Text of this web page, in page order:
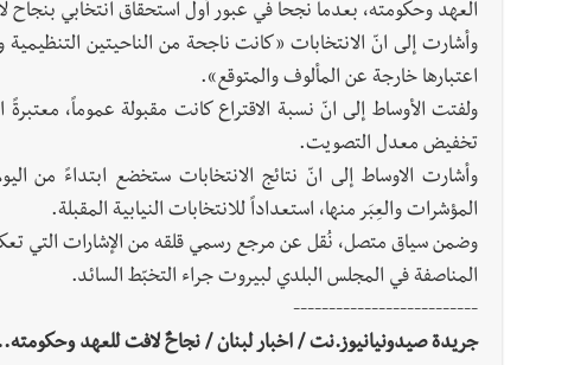
العهد وحكومته، بعدما نجحا في عبور أول استحقاق انتخابي بنجاح
وأشارت إلى انّ الانتخابات «كانت ناجحة من الناحيتين
اعتبارها خارجة عن المألوف والمتوقع».
ولفتت الأوساط إلى انّ نسبة الاقتراع كانت مقبولة عموماً،
تخفيض معدل التصويت.
وأشارت الاوساط إلى انّ نتائج الانتخابات ستخضع ابتداءً من
المؤشرات والعِبَر منها، استعداداً للانتخابات النيابية المقبلة.
وضمن سياق متصل، نُقل عن مرجع رسمي قلقه من الإشارات التي
المناصفة في المجلس البلدي لبيروت جراء التخبّط السائد.
--------------------------
جريدة صيدونيانيوز.نت / اخبار لبنان / نجاحٌ لافت للعهد